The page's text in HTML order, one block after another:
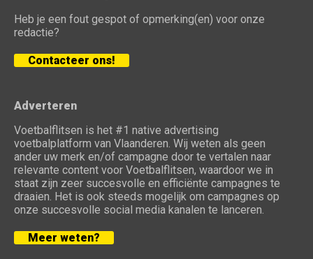
Heb je een fout gespot of opmerking(en) voor onze
redactie?
Contacteer ons!
Adverteren
Voetbalflitsen is het #1 native advertising
voetbalplatform van Vlaanderen. Wij weten als geen
ander uw merk en/of campagne door te vertalen naar
relevante content voor Voetbalflitsen, waardoor we in
staat zijn zeer succesvolle en efficiënte campagnes te
draaien. Het is ook steeds mogelijk om campagnes op
onze succesvolle social media kanalen te lanceren.
Meer weten?